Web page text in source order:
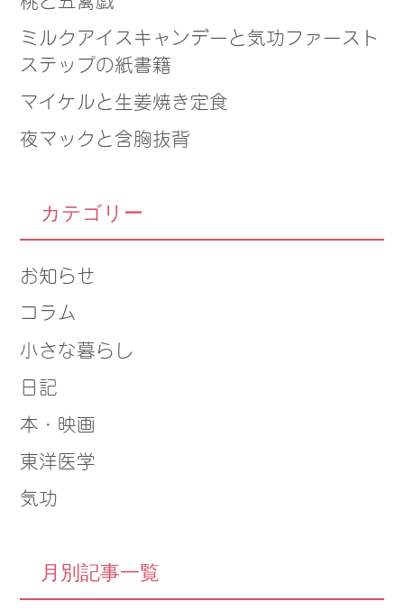
ミルクアイスキャンデーと気功ファースト
ステップの紙書籍
マイケルと生姜焼き定食
夜マックと含胸抜背
カテゴリー
お知らせ
コラム
小さな暮らし
日記
本・映画
東洋医学
気功
月別記事一覧